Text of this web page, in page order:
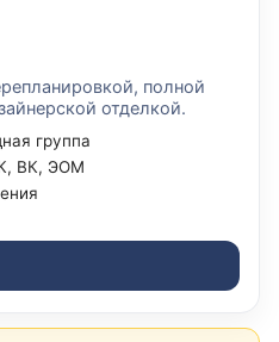
полной
отделкой.
группа
ВК, ЭОМ